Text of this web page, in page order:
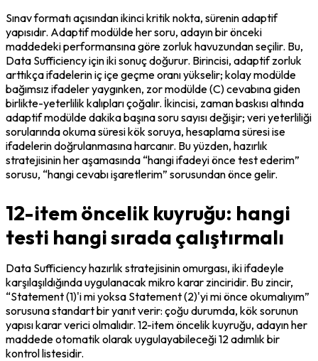
Sınav formatı açısından ikinci kritik nokta, sürenin adaptif
yapısıdır. Adaptif modülde her soru, adayın bir önceki
maddedeki performansına göre zorluk havuzundan seçilir. Bu,
Data Sufficiency için iki sonuç doğurur. Birincisi, adaptif zorluk
arttıkça ifadelerin iç içe geçme oranı yükselir; kolay modülde
bağımsız ifadeler yaygınken, zor modülde (C) cevabına giden
birlikte-yeterlilik kalıpları çoğalır. İkincisi, zaman baskısı altında
adaptif modülde dakika başına soru sayısı değişir; veri yeterliliği
sorularında okuma süresi kök soruya, hesaplama süresi ise
ifadelerin doğrulanmasına harcanır. Bu yüzden, hazırlık
stratejisinin her aşamasında “hangi ifadeyi önce test ederim”
sorusu, “hangi cevabı işaretlerim” sorusundan önce gelir.
12-item öncelik kuyruğu: hangi
testi hangi sırada çalıştırmalı
Data Sufficiency hazırlık stratejisinin omurgası, iki ifadeyle
karşılaşıldığında uygulanacak mikro karar zinciridir. Bu zincir,
“Statement (1)'i mi yoksa Statement (2)'yi mi önce okumalıyım”
sorusuna standart bir yanıt verir: çoğu durumda, kök sorunun
yapısı karar verici olmalıdır. 12-item öncelik kuyruğu, adayın her
maddede otomatik olarak uygulayabileceği 12 adımlık bir
kontrol listesidir.